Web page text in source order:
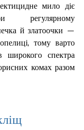
мило діє
регулярному
й златоочки —
тому варто
широкого спектра
комах разом